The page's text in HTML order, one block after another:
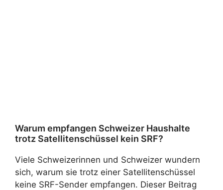
Warum empfangen Schweizer Haushalte
trotz Satellitenschüssel kein SRF?
Viele Schweizerinnen und Schweizer wundern
sich, warum sie trotz einer Satellitenschüssel
keine SRF-Sender empfangen. Dieser Beitrag